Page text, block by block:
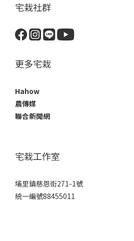
宅栽社群
更多宅栽
Hahow
農傳媒
聯合新聞網
宅栽工作室
埔里鎮慈恩街271-1號
統一編號88455011